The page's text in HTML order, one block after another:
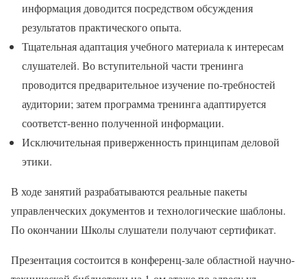
информация доводится посредством обсуждения
результатов практического опыта.
Тщательная адаптация учебного материала к интересам
слушателей. Во вступительной части тренинга
проводится предварительное изучение по-требностей
аудитории; затем программа тренинга адаптируется
соответст-венно полученной информации.
Исключительная приверженность принципам деловой
этики.
В ходе занятий разрабатываются реальные пакеты
управленческих документов и технологические шаблоны.
По окончании Школы слушатели получают сертификат.
Презентация состоится в конференц-зале областной научно-